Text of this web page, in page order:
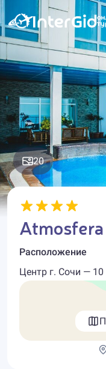
20
Расположение
Центр г. Сочи —